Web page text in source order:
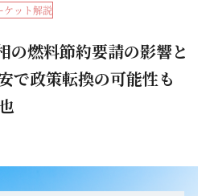
ケット解説
の燃料節約要請の影響と
で政策転換の可能性も